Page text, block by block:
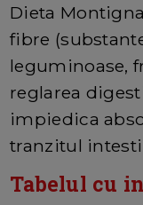
Dieta
fibre
leguminoase,
reglarea
impiedica
tranzitul
Tabelul cu